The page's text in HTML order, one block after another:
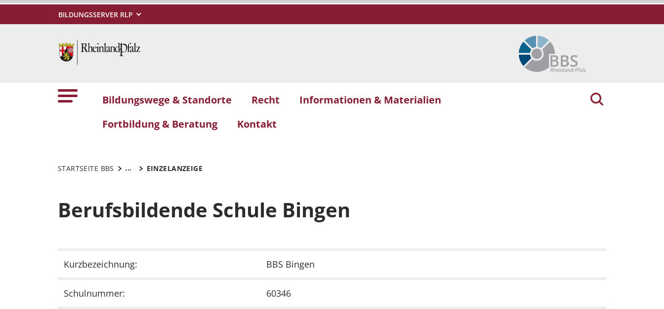
BILDUNGSSERVER RLP
Bildungswege & Standorte Recht
Informationen & Materialien
Fortbildung & Beratung
Kontakt
STARTSEITE BBS ... EINZELANZEIGE
Berufsbildende Schule Bingen
Kurzbezeichnung: BBS Bingen
Schulnummer: 60346